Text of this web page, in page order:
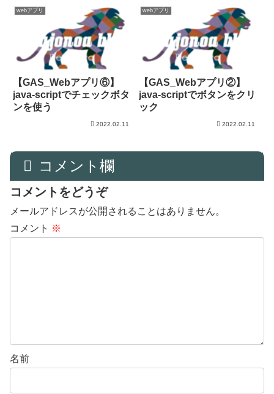
webアプリ
【GAS_Webアプリ⑥】
java-scriptでチェックボタ
ンを使う
2022.02.11
webアプリ
【GAS_Webアプリ②】
java-scriptでボタンをクリ
ック
2022.02.11
コメント欄
コメントをどうぞ
メールアドレスが公開されることはありません。
コメント ※
名前